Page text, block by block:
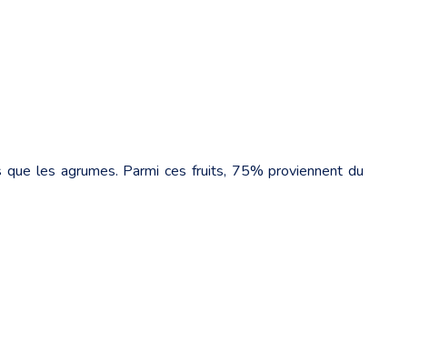
les agrumes. Parmi ces fruits, 75% proviennent du